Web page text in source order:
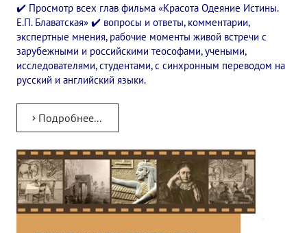
✔️ Просмотр всех глав фильма «Красота Одеяние Истины.
Е.П. Блаватская» ✔️ вопросы и ответы, комментарии,
экспертные мнения, рабочие моменты живой встречи с
зарубежными и российскими теософами, учеными,
исследователями, студентами, с синхронным переводом на
русский и английский языки.
Подробнее...